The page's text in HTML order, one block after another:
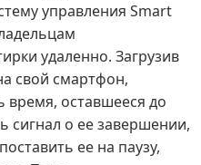
управления Smart
удаленно. Загрузив
свой смартфон,
время, оставшееся до
сигнал о ее завершении,
ее на паузу,